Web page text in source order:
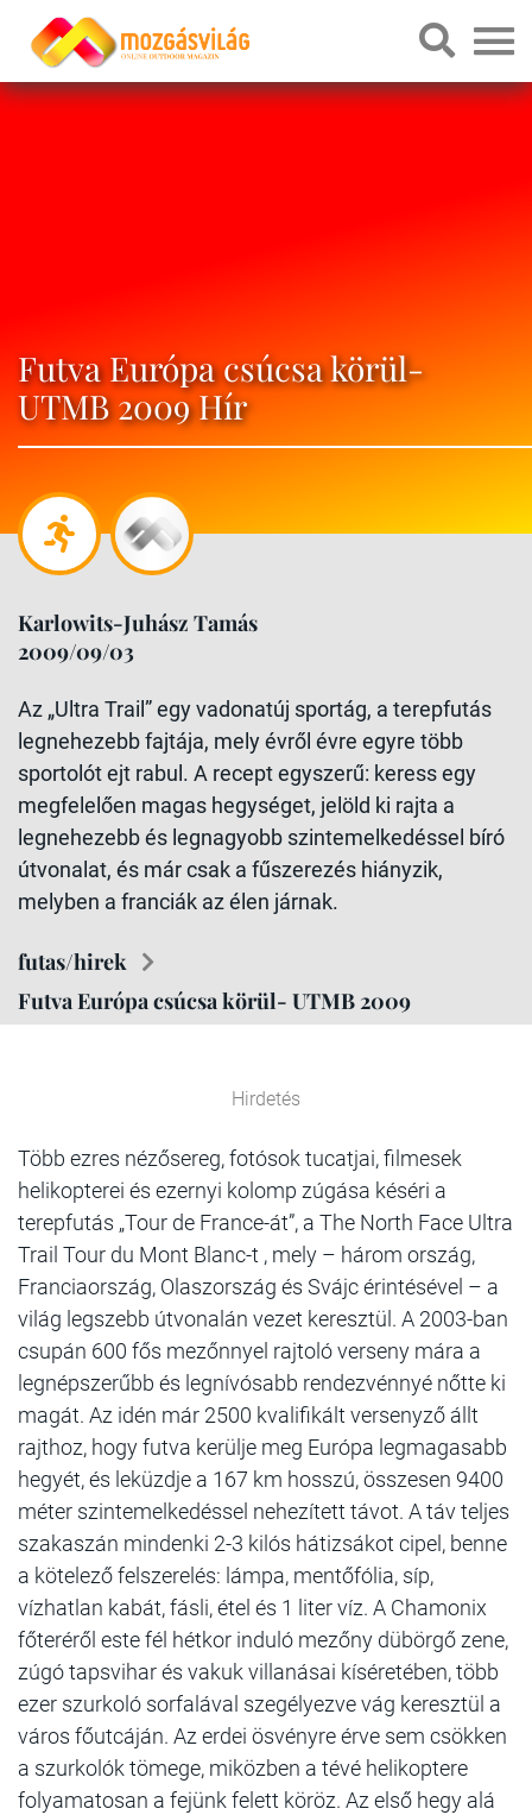
Futva Európa csúcsa körül-
UTMB 2009 Hír
Karlowits-Juhász Tamás
2009/09/03
Az „Ultra Trail” egy vadonatúj sportág, a terepfutás
legnehezebb fajtája, mely évről évre egyre több
sportolót ejt rabul. A recept egyszerű: keress egy
megfelelően magas hegységet, jelöld ki rajta a
legnehezebb és legnagyobb szintemelkedéssel bíró
útvonalat, és már csak a fűszerezés hiányzik,
melyben a franciák az élen járnak.
futas/hirek
Futva Európa csúcsa körül- UTMB 2009
Hirdetés
Több ezres nézősereg, fotósok tucatjai, filmesek
helikopterei és ezernyi kolomp zúgása késéri a
terepfutás „Tour de France-át”, a The North Face Ultra
Trail Tour du Mont Blanc-t , mely – három ország,
Franciaország, Olaszország és Svájc érintésével – a
világ legszebb útvonalán vezet keresztül. A 2003-ban
csupán 600 fős mezőnnyel rajtoló verseny mára a
legnépszerűbb és legnívósabb rendezvénnyé nőtte ki
magát. Az idén már 2500 kvalifikált versenyző állt
rajthoz, hogy futva kerülje meg Európa legmagasabb
hegyét, és leküzdje a 167 km hosszú, összesen 9400
méter szintemelkedéssel nehezített távot. A táv teljes
szakaszán mindenki 2-3 kilós hátizsákot cipel, benne
a kötelező felszerelés: lámpa, mentőfólia, síp,
vízhatlan kabát, fásli, étel és 1 liter víz. A Chamonix
főteréről este fél hétkor induló mezőny dübörgő zene,
zúgó tapsvihar és vakuk villanásai kíséretében, több
ezer szurkoló sorfalával szegélyezve vág keresztül a
város főutcáján. Az erdei ösvényre érve sem csökken
a szurkolók tömege, miközben a tévé helikoptere
folyamatosan a fejünk felett köröz. Az első hegy alá